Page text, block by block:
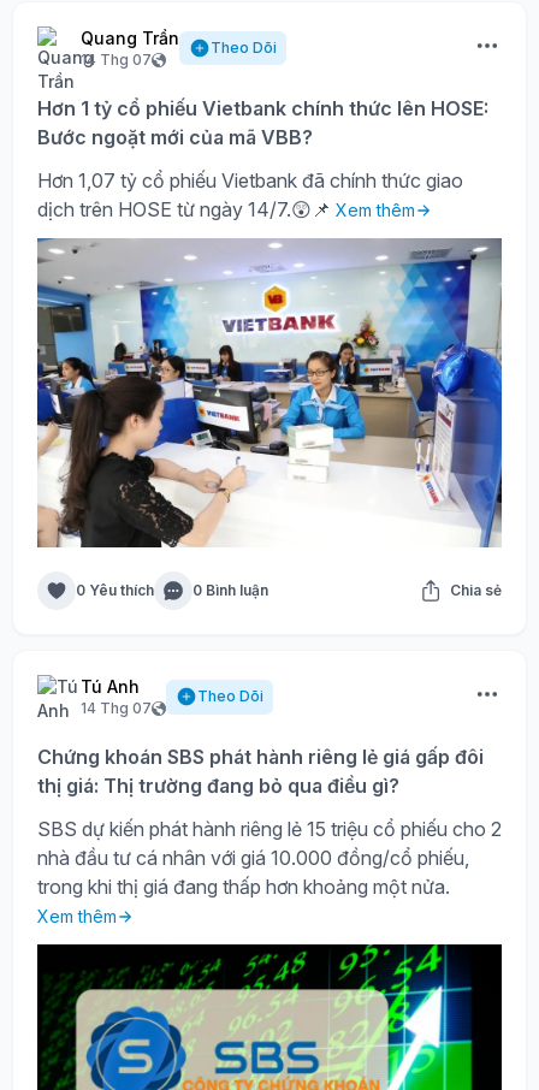
Quang Trần
14 Thg 07
Theo Dõi
Hơn 1 tỷ cổ phiếu Vietbank chính thức lên HOSE:
Bước ngoặt mới của mã VBB?
Hơn 1,07 tỷ cổ phiếu Vietbank đã chính thức giao
dịch trên HOSE từ ngày 14/7.😲📌 Xem thêm
0 Yêu thích 0 Bình luận Chia sẻ
Tú Anh
14 Thg 07
Theo Dõi
Chứng khoán SBS phát hành riêng lẻ giá gấp đôi
thị giá: Thị trường đang bỏ qua điều gì?
SBS dự kiến phát hành riêng lẻ 15 triệu cổ phiếu cho 2
nhà đầu tư cá nhân với giá 10.000 đồng/cổ phiếu,
trong khi thị giá đang thấp hơn khoảng một nửa.
Xem thêm